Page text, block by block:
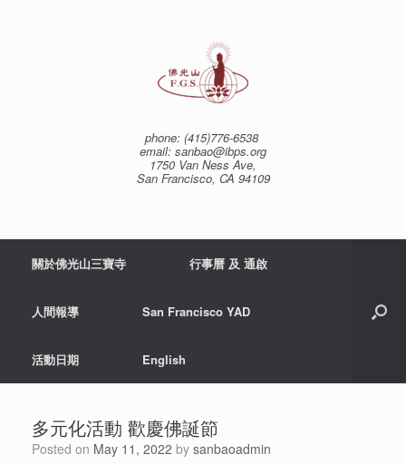
phone: (415)776-6538
email: sanbao@ibps.org
1750 Van Ness Ave,
San Francisco, CA 94109
關於佛光山三寶寺 行事曆 及 通啟
人間報導 San Francisco YAD
活動日期 English
多元化活動 歡慶佛誕節
Posted on May 11, 2022 by sanbaoadmin